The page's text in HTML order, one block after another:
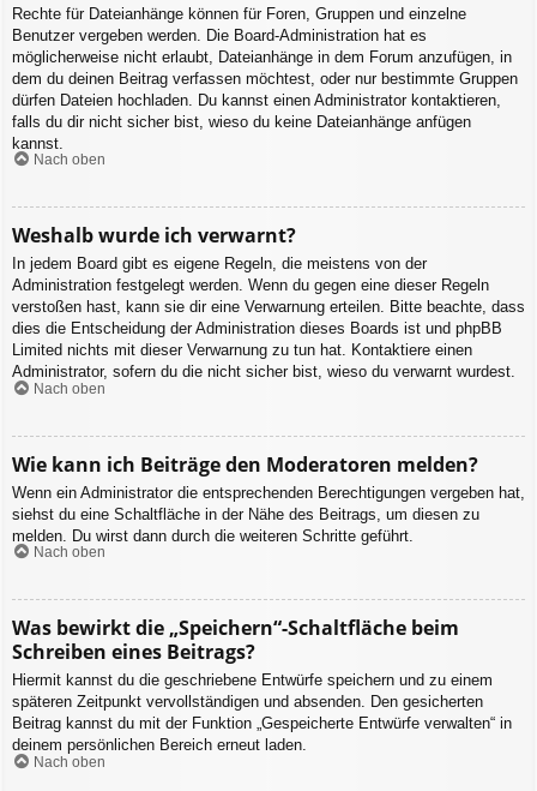
Rechte für Dateianhänge können für Foren, Gruppen und einzelne
Benutzer vergeben werden. Die Board-Administration hat es
möglicherweise nicht erlaubt, Dateianhänge in dem Forum anzufügen, in
dem du deinen Beitrag verfassen möchtest, oder nur bestimmte Gruppen
dürfen Dateien hochladen. Du kannst einen Administrator kontaktieren,
falls du dir nicht sicher bist, wieso du keine Dateianhänge anfügen
kannst.
Nach oben
Weshalb wurde ich verwarnt?
In jedem Board gibt es eigene Regeln, die meistens von der
Administration festgelegt werden. Wenn du gegen eine dieser Regeln
verstoßen hast, kann sie dir eine Verwarnung erteilen. Bitte beachte, dass
dies die Entscheidung der Administration dieses Boards ist und phpBB
Limited nichts mit dieser Verwarnung zu tun hat. Kontaktiere einen
Administrator, sofern du die nicht sicher bist, wieso du verwarnt wurdest.
Nach oben
Wie kann ich Beiträge den Moderatoren melden?
Wenn ein Administrator die entsprechenden Berechtigungen vergeben hat,
siehst du eine Schaltfläche in der Nähe des Beitrags, um diesen zu
melden. Du wirst dann durch die weiteren Schritte geführt.
Nach oben
Was bewirkt die „Speichern“-Schaltfläche beim
Schreiben eines Beitrags?
Hiermit kannst du die geschriebene Entwürfe speichern und zu einem
späteren Zeitpunkt vervollständigen und absenden. Den gesicherten
Beitrag kannst du mit der Funktion „Gespeicherte Entwürfe verwalten“ in
deinem persönlichen Bereich erneut laden.
Nach oben